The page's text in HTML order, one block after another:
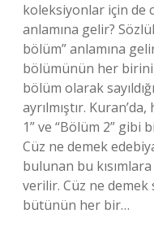
koleksiyonlar için de
anlamına gelir?
bölüm” anlamına
bölümünün her
bölüm olarak
ayrılmıştır.
1” ve “Bölüm 2”
Cüz ne demek
bulunan bu kısımlara
verilir. Cüz ne
bütünün her bir…